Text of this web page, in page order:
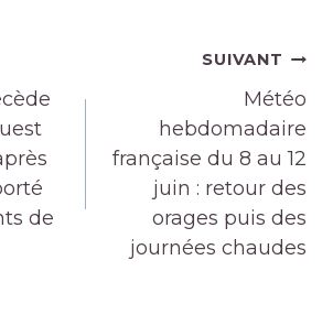
de
SUIVANT
Météo
hebdomadaire
française du 8 au 12
juin : retour des
orages puis des
journées chaudes